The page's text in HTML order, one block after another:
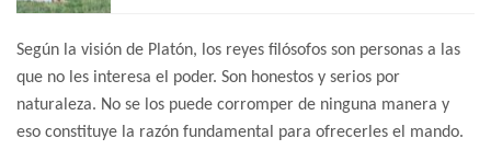
Según la visión de Platón, los reyes filósofos son personas a las
que no les interesa el poder. Son honestos y serios por
naturaleza. No se los puede corromper de ninguna manera y
eso constituye la razón fundamental para ofrecerles el mando.